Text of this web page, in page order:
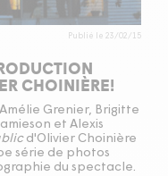
Publié le 23/02/15
CHOINIÈRE!
Grenier, Brigitte
et Alexis
d'Olivier Choinière
série de photos
du spectacle.